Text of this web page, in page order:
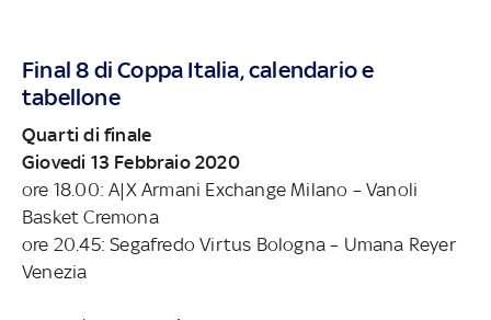
Final 8 di Coppa Italia, calendario e
tabellone
Quarti di finale
Giovedi 13 Febbraio 2020
ore 18.00: A|X Armani Exchange Milano – Vanoli
Basket Cremona
ore 20.45: Segafredo Virtus Bologna – Umana Reyer
Venezia